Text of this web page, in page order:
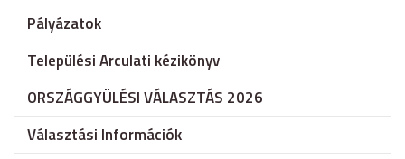
Pályázatok
Települési Arculati kézikönyv
ORSZÁGGYÜLÉSI VÁLASZTÁS 2026
Választási Információk